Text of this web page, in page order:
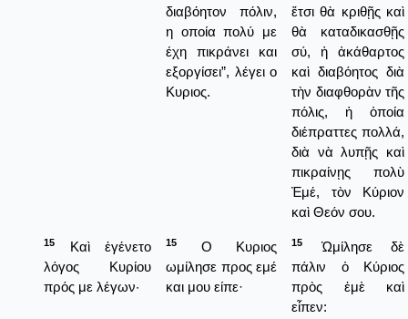
διαβόητον πόλιν,
η οποία πολύ με
έχη πικράνει και
εξοργίσει”, λέγει ο
Κυριος.
ἔτσι θὰ κριθῇς καὶ
θὰ καταδικασθῇς
σύ, ἡ ἀκάθαρτος
καὶ διαβόητος διὰ
τὴν διαφθορὰν τῆς
πόλις, ἡ ὁποία
διέπραττες πολλά,
διὰ νὰ λυπῇς καὶ
πικραίνῃς πολὺ
Ἐμέ, τὸν Κύριον
καὶ Θεόν σου.
15
Καὶ ἐγένετο
λόγος Κυρίου
πρός με λέγων·
15
Ο Κυριος
ωμίλησε προς εμέ
και μου είπε·
15
Ὡμίλησε δὲ
πάλιν ὁ Κύριος
πρὸς ἐμὲ καὶ
εἶπεν: